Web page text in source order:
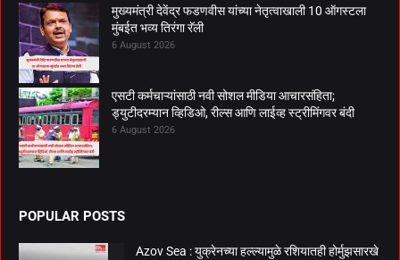
मुख्यमंत्री देवेंद्र फडणवीस यांच्या नेतृत्वाखाली 10 ऑगस्टला
मुंबईत भव्य तिरंगा रॅली
6 August 2026
एसटी कर्मचाऱ्यांसाठी नवी सोशल मीडिया आचारसंहिता;
ड्युटीदरम्यान व्हिडिओ, रील्स आणि लाईव्ह स्ट्रीमिंगवर बंदी
6 August 2026
POPULAR POSTS
Azov Sea : युक्रेनच्या हल्ल्यामुळे रशियातही होर्मुझसारखे